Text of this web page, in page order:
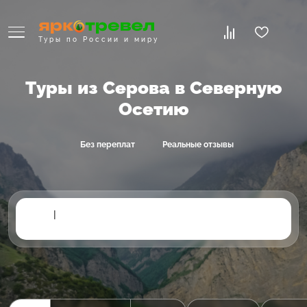
Туры по России и миру
Туры из Серова в Северную
Осетию
Без переплат Реальные отзывы
|